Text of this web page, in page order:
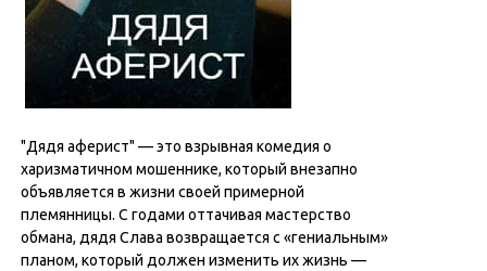
"Дядя аферист" — это взрывная комедия о
харизматичном мошеннике, который внезапно
объявляется в жизни своей примерной
племянницы. С годами оттачивая мастерство
обмана, дядя Слава возвращается с «гениальным»
планом, который должен изменить их жизнь —